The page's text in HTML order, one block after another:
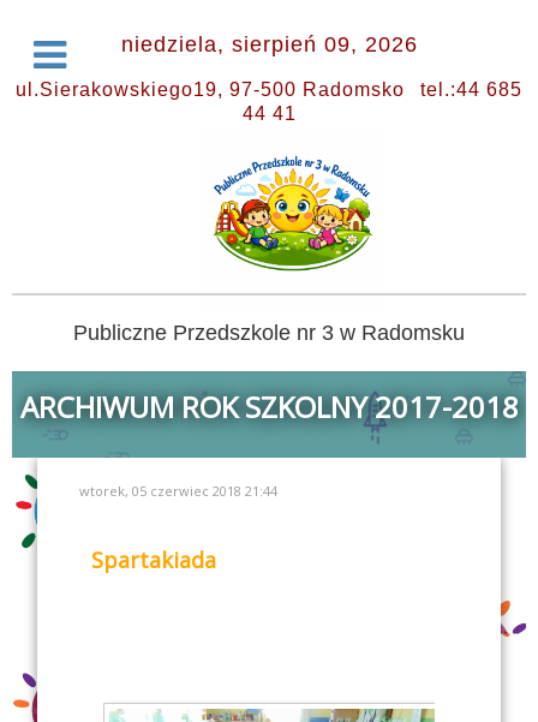
niedziela, sierpień 09, 2026
ul.Sierakowskiego19, 97-500 Radomsko
tel.:44 685
44 41
Publiczne Przedszkole nr 3 w Radomsku
ARCHIWUM ROK SZKOLNY 2017-2018
wtorek, 05 czerwiec 2018 21:44
Spartakiada